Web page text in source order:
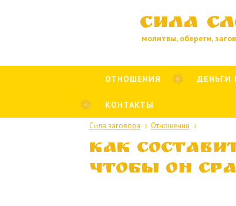
Сила
молитвы, обереги,
ОТНОШЕНИЯ ДЕНЬГИ
КОНТАКТЫ
Сила заговора Отношения
Как
чтобы он